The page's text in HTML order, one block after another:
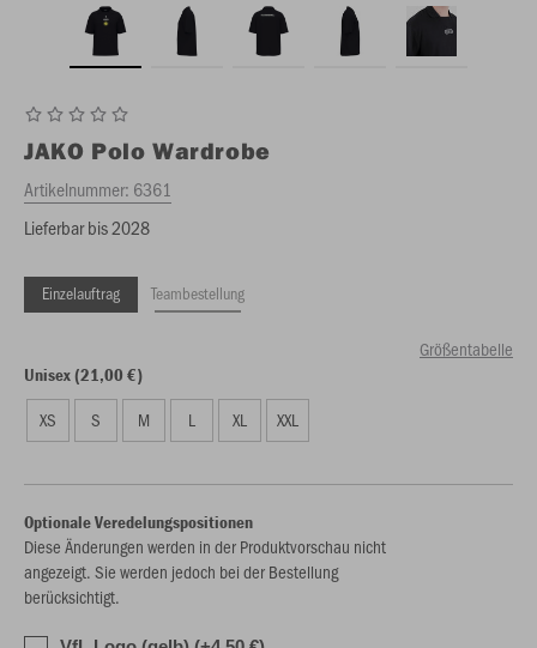
JAKO Polo Wardrobe
Artikelnummer: 6361
Lieferbar bis 2028
Einzelauftrag Teambestellung
Größentabelle
Unisex (21,00 €)
XS S M L XL XXL
Optionale Veredelungspositionen
Diese Änderungen werden in der Produktvorschau nicht
angezeigt. Sie werden jedoch bei der Bestellung
berücksichtigt.